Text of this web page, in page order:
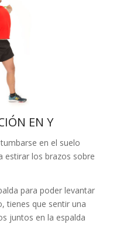
EN Y
en el suelo
estirar los brazos sobre
para poder levantar
tienes que sentir una
juntos en la espalda